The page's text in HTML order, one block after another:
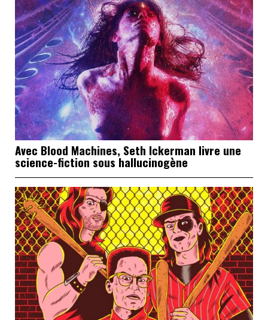
Avec Blood Machines, Seth Ickerman livre une
science-fiction sous hallucinogène